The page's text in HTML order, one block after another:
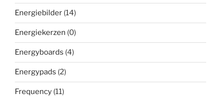
Energiebilder (14)
Energiekerzen (0)
Energyboards (4)
Energypads (2)
Frequency (11)